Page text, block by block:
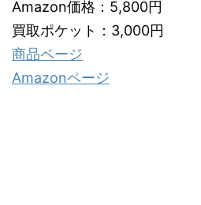
Amazon価格：5,800円
買取ポケット：3,000円
商品ページ
Amazonページ